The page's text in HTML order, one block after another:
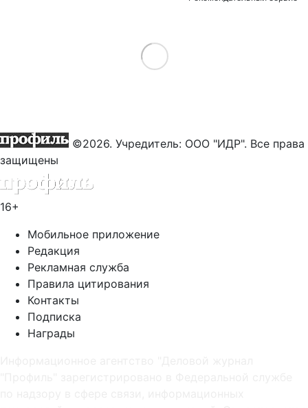
Load More
©2026. Учредитель: ООО "ИДР". Все права
защищены
16+
Мобильное приложение
Редакция
Рекламная служба
Правила цитирования
Контакты
Подписка
Награды